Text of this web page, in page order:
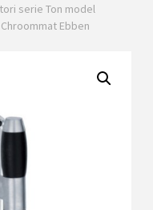
serie Ton model
Ebben